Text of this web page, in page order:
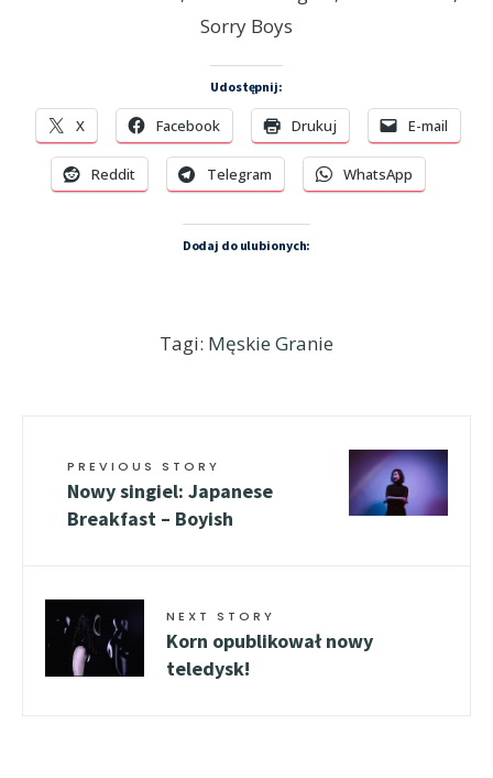
Sorry Boys
Udostępnij:
X Facebook Drukuj E-mail
Reddit Telegram WhatsApp
Dodaj do ulubionych:
Tagi: Męskie Granie
PREVIOUS STORY
Nowy singiel: Japanese
Breakfast – Boyish
NEXT STORY
Korn opublikował nowy
teledysk!